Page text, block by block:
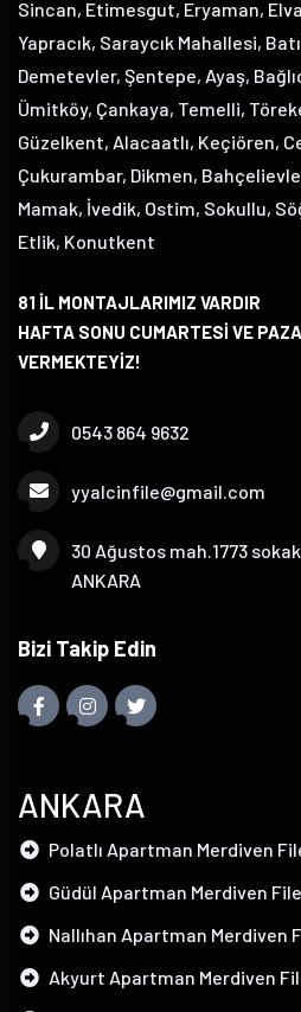
Sincan, Etimesgut, Eryaman,
Yapracık, Saraycık Mahallesi,
Demetevler, Şentepe, Ayaş,
Ümitköy, Çankaya, Temelli,
Güzelkent, Alacaatlı, Keçiören,
Çukurambar, Dikmen,
Mamak, İvedik, Ostim, Sokullu,
Etlik, Konutkent
81 İL MONTAJLARIMIZ VARDIR
HAFTA SONU CUMARTESİ VE
VERMEKTEYİZ!
0543 864 9632
yyalcinfile@gmail.com
30 Ağustos mah.1773
ANKARA
Bizi Takip Edin
ANKARA
Polatlı Apartman Merdiven
Güdül Apartman Merdiven
Nallıhan Apartman Merdiven
Akyurt Apartman Merdiven